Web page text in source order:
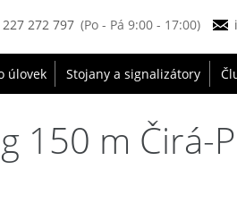
272 797 (Po - Pá 9:00 - 17:00)
úlovek Stojany a signalizátory
150 m